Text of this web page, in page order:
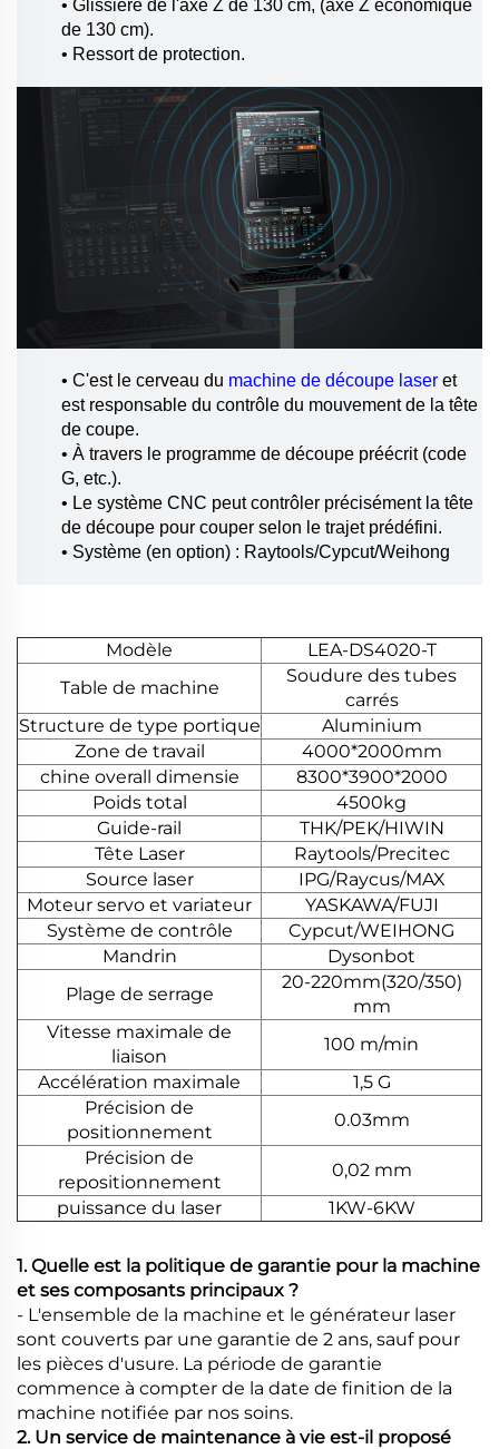
• Glissière de l'axe Z de 130 cm, (axe Z économique
de 130 cm).
• Ressort de protection.
• C'est le cerveau du machine de découpe laser et
est responsable du contrôle du mouvement de la tête
de coupe.
• À travers le programme de découpe préécrit (code
G, etc.).
• Le système CNC peut contrôler précisément la tête
de découpe pour couper selon le trajet prédéfini.
• Système (en option) : Raytools/Cypcut/Weihong
Modèle
LEA-DS4020-T
Table de machine
Soudure des tubes
carrés
Structure de type portique
Aluminium
Zone de travail
4000*2000mm
chine overall dimensie
8300*3900*2000
Poids total
4500kg
Guide-rail
THK/PEK/HIWIN
Tête Laser
Raytools/Precitec
Source laser
IPG/Raycus/MAX
Moteur servo et variateur
YASKAWA/FUJI
Système de contrôle
Cypcut/WEIHONG
Mandrin
Dysonbot
Plage de serrage
20-220mm(320/350)
mm
Vitesse maximale de
liaison
100 m/min
Accélération maximale
1,5 G
Précision de
positionnement
0.03mm
Précision de
repositionnement
0,02 mm
puissance du laser
1KW-6KW
1. Quelle est la politique de garantie pour la machine
et ses composants principaux ?
- L'ensemble de la machine et le générateur laser
sont couverts par une garantie de 2 ans, sauf pour
les pièces d'usure. La période de garantie
commence à compter de la date de finition de la
machine notifiée par nos soins.
2. Un service de maintenance à vie est-il proposé